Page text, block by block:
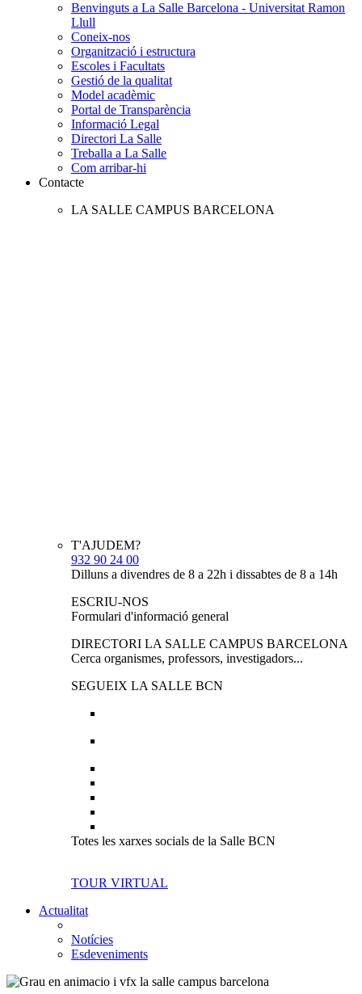
Benvinguts a La Salle Barcelona - Universitat Ramon
Llull
Coneix-nos
Organització i estructura
Escoles i Facultats
Gestió de la qualitat
Model acadèmic
Portal de Transparència
Informació Legal
Directori La Salle
Treballa a La Salle
Com arribar-hi
Contacte
LA SALLE CAMPUS BARCELONA
T'AJUDEM?
932 90 24 00
Dilluns a divendres de 8 a 22h i dissabtes de 8 a 14h
ESCRIU-NOS
Formulari d'informació general
DIRECTORI LA SALLE CAMPUS BARCELONA
Cerca organismes, professors, investigadors...
SEGUEIX LA SALLE BCN
Totes les xarxes socials de la Salle BCN
TOUR VIRTUAL
Actualitat
Notícies
Esdeveniments